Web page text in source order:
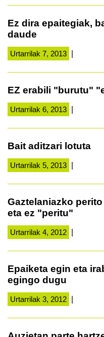
Ez dira epaitegiak,
daude
Urtarrilak 7, 2013
EZ erabili "burutu"
Urtarrilak 6, 2013
Bait aditzari lotuta
Urtarrilak 5, 2013
Gaztelaniazko
eta ez "peritu"
Urtarrilak 4, 2012
Epaiketa egin eta
egingo dugu
Urtarrilak 3, 2012